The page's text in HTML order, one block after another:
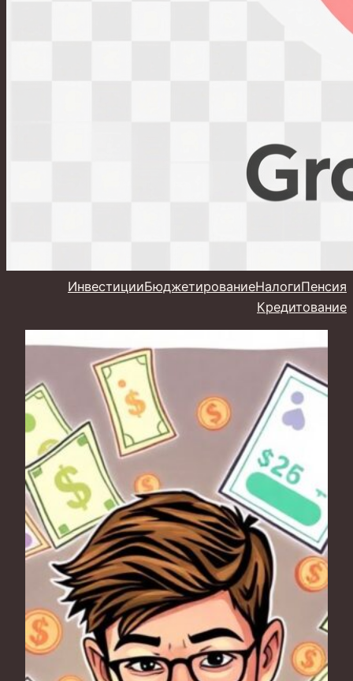
ИнвестицииБюджетированиеНалогиПенсия
Кредитование